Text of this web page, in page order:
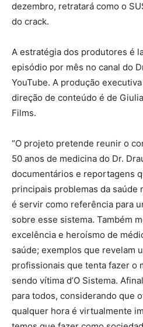
dezembro, retratará como o
do crack.
A estratégia dos produtores é
episódio por mês no canal do
YouTube. A produção
direção de conteúdo é de
Films.
“O projeto pretende reunir o
50 anos de medicina do Dr.
documentários e reportagens
principais problemas da saúde
é servir como referência para
sobre esse sistema. Também
excelência e heroísmo de
saúde; exemplos que revelam
profissionais que tenta fazer o
sendo vítima d’O Sistema.
para todos, considerando que
qualquer hora é virtualmente